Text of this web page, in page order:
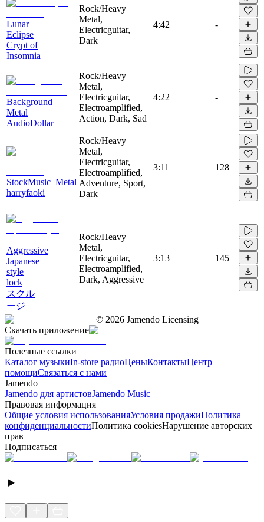
Lunar
Eclipse
Crypt of
Insomnia
Rock/Heavy
Metal,
Electricguitar,
Dark
4:42 -
Background
Metal
AudioDollar
Rock/Heavy
Metal,
Electricguitar,
Electroamplified,
Action, Dark, Sad
4:22 -
StockMusic_Metal
harryfaoki
Rock/Heavy
Metal,
Electricguitar,
Electroamplified,
Adventure, Sport,
Dark
3:11 128
Aggressive
Japanese
style
lock
スクル
ージ
Rock/Heavy
Metal,
Electricguitar,
Electroamplified,
Dark, Aggressive
3:13 145
© 2026 Jamendo Licensing
Скачать приложение
Полезные ссылки
Каталог музыкиIn-store радиоЦеныКонтактыЦентр
помощиСвязаться с нами
Jamendo
Jamendo для артистовJamendo Music
Правовая информация
Общие условия использованияУсловия продажиПолитика
конфиденциальностиПолитика cookiesНарушение авторских
прав
Подписаться